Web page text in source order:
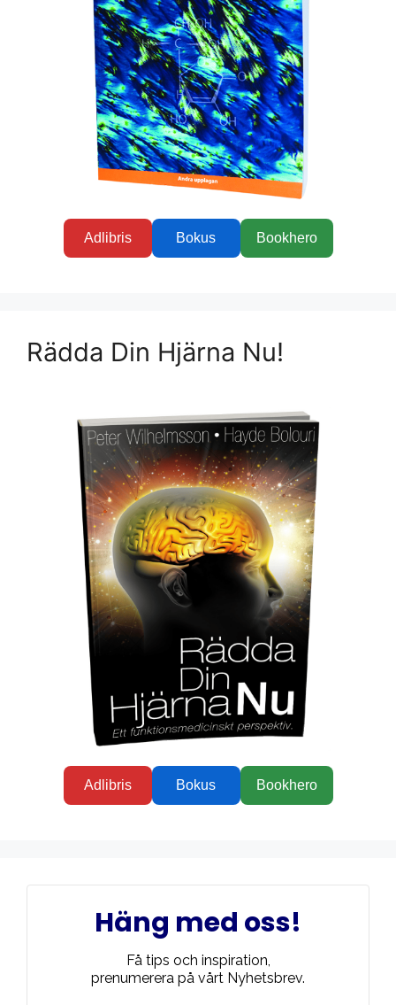
Adlibris Bokus Bookhero
Rädda Din Hjärna Nu!
Adlibris Bokus Bookhero
Häng med oss!
Få tips och inspiration,
prenumerera på vårt Nyhetsbrev.